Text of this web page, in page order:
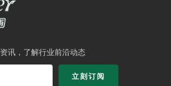
资讯，了解行业前沿动态
立刻订阅